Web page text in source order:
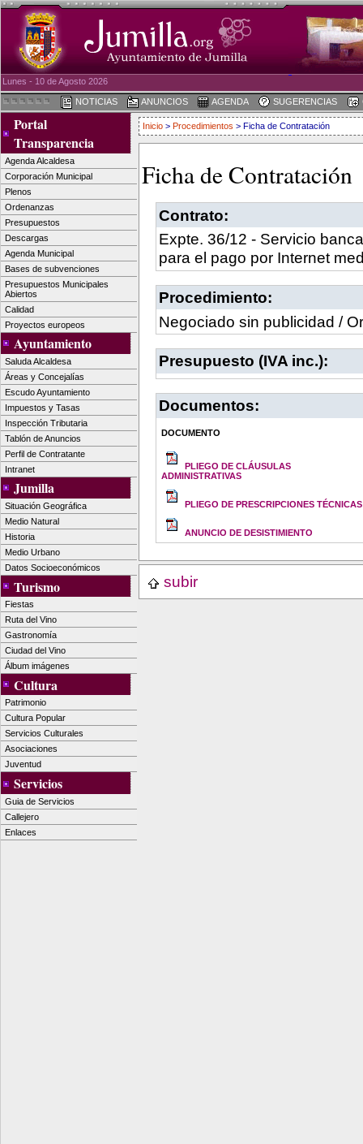
Lunes - 10 de Agosto 2026
NOTICIAS ANUNCIOS AGENDA SUGERENCIAS
Portal
Transparencia
Agenda Alcaldesa
Corporación Municipal
Plenos
Ordenanzas
Presupuestos
Descargas
Agenda Municipal
Bases de subvenciones
Presupuestos Municipales
Abiertos
Calidad
Proyectos europeos
Ayuntamiento
Saluda Alcaldesa
Áreas y Concejalías
Escudo Ayuntamiento
Impuestos y Tasas
Inspección Tributaria
Tablón de Anuncios
Perfil de Contratante
Intranet
Jumilla
Situación Geográfica
Medio Natural
Historia
Medio Urbano
Datos Socioeconómicos
Turismo
Fiestas
Ruta del Vino
Gastronomía
Ciudad del Vino
Álbum imágenes
Cultura
Patrimonio
Cultura Popular
Servicios Culturales
Asociaciones
Juventud
Servicios
Guia de Servicios
Callejero
Enlaces
Inicio > Procedimientos > Ficha de Contratación
Ficha de Contratación
Contrato:
Expte. 36/12 - Servicio
para el pago por Internet
Procedimiento:
Negociado sin publicidad /
Presupuesto (IVA inc.):
Documentos:
DOCUMENTO
PLIEGO DE CLÁUSULAS
ADMINISTRATIVAS
PLIEGO DE PRESCRIPCIONES TÉCNICAS
ANUNCIO DE DESISTIMIENTO
subir